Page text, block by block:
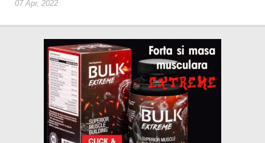
07 Apr, 2022